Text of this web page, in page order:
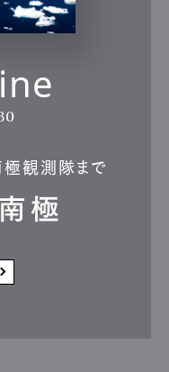
極観測隊まで
極